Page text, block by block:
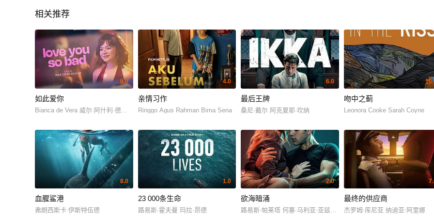
相关推荐
8.0
如此爱你
Bianca de Vera 威尔·阿什利·德莱昂
4.0
亲情习作
Ringgo Agus Rahman Bima Sena
6.0
最后王牌
桑尼·戴尔 阿克夏耶·坎纳
吻中之蓟
Leonora Cooke Sarah Coyne
8.0
血腥鲨港
弗朗西斯卡·伊斯特伍德
1.0
23 000条生命
路易斯·霍夫曼 玛拉·昂德
2.0
欲海暗涌
路易斯·帕莱塔 何塞·马利亚·亚兹皮克
最终的供应商
杰罗姆·库尼亚 纳迪亚·阿里娜